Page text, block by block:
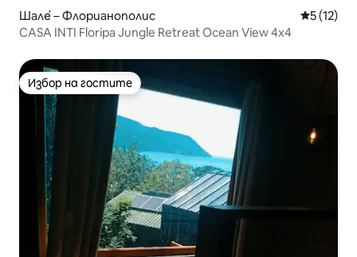
Шале́ – Флорианополис Средна
5 (12)
CASA INTI Floripa Jungle Retreat Ocean View 4x4
Избор на гостите
Избор на гостите